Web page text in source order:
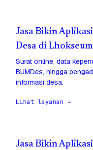
Jasa Bikin
Desa di
Surat online, data
BUMDes, hingga
informasi desa.
Lihat layanan →
Jasa Bikin